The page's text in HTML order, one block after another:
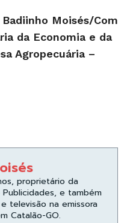
Moisés/Com
da Economia e da
Agropecuária –
proprietário da
e também
televisão na emissora
Catalão-GO.